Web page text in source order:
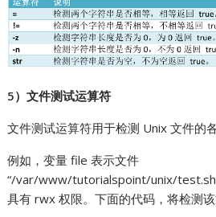
5）文件测试运算符
文件测试运算符用于检测 Unix 文件的各
例如，变量 file 表示文件
“/var/www/tutorialspoint/unix/
具有 rwx 权限。下面的代码，将检测